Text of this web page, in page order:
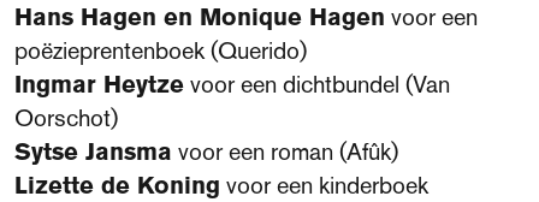
Hans Hagen en Monique Hagen voor een
poëzieprentenboek (Querido)
Ingmar Heytzevoor een dichtbundel (Van
Oorschot)
Sytse Jansma voor een roman (Afûk)
Lizette de Koning voor een kinderboek